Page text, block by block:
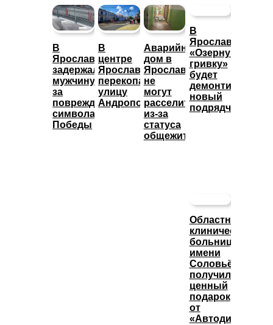
В
Ярославле
задержали
мужчину
за
повреждение
символа
Победы
В
центре
Ярославля
перекопали
улицу
Андропова
Аварийный
дом в
Ярославле
не
могут
расселить
из-за
статуса
общежития
В
Ярославле
«Озерную
гривку»
будет
демонтировать
новый
подрядчик
Областная
клиническая
больница
имени
Соловьёва
получила
ценный
подарок
от
«Автодизеля»